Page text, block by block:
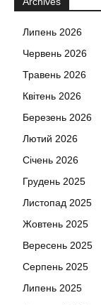
Липень 2026
Червень 2026
Травень 2026
Квітень 2026
Березень 2026
Лютий 2026
Січень 2026
Грудень 2025
Листопад 2025
Жовтень 2025
Вересень 2025
Серпень 2025
Липень 2025